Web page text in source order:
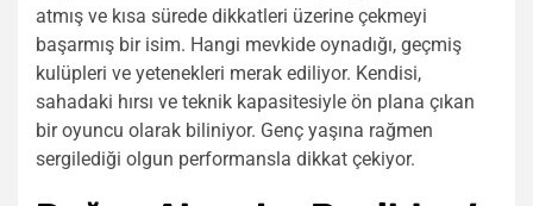
atmış ve kısa sürede dikkatleri üzerine çekmeyi
başarmış bir isim. Hangi mevkide oynadığı, geçmiş
kulüpleri ve yetenekleri merak ediliyor. Kendisi,
sahadaki hırsı ve teknik kapasitesiyle ön plana çıkan
bir oyuncu olarak biliniyor. Genç yaşına rağmen
sergilediği olgun performansla dikkat çekiyor.